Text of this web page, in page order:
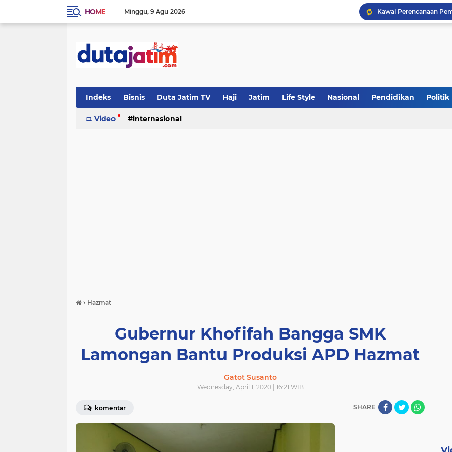
HOME Minggu 9 Agu 2026
Indeks Bisnis Duta Jatim TV Haji Jatim Life Style Nasional Pendidikan Politik
Video internasional
› Hazmat
Gubernur Khofifah Bangga SMK
Lamongan Bantu Produksi APD Hazmat
Gatot Susanto
Wednesday, April 1, 2020 | 16:21 WIB
komentar SHARE